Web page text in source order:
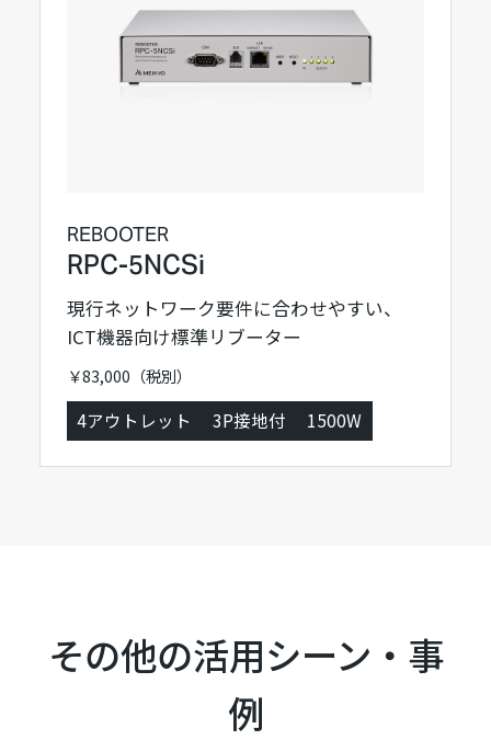
REBOOTER
RPC-5NCSi
現行ネットワーク要件に合わせやすい、
ICT機器向け標準リブーター
￥83,000（税別）
4アウトレット 3P接地付 1500W
その他の活用シーン・事
例